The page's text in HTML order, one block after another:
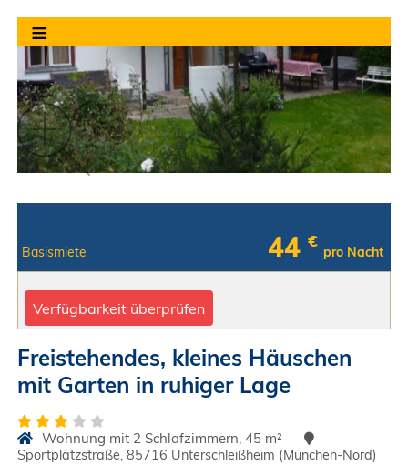
≡
Basismiete 44 €
pro Nacht
Verfügbarkeit überprüfen
Freistehendes, kleines Häuschen
mit Garten in ruhiger Lage
Wohnung mit 2 Schlafzimmern, 45 m²
Sportplatzstraße, 85716 Unterschleißheim (München-Nord)